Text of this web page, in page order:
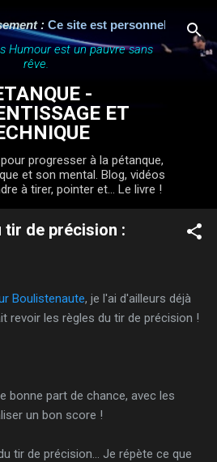
au contenu principal
: Ce site est personnel,
Humour est un pauvre sans
rêve.
-
ET
progresser à la pétanque,
et son mental. Blog, vidéos
à tirer, pointer et... Le livre !
tir de précision :
Boulistenaute, je l'ai d'ailleurs déjà
revoir les règles du tir de précision !
bonne part de chance, avec les
un bon score !
tir de précision... Je répète ce que